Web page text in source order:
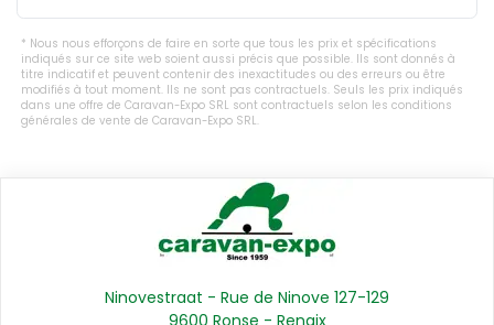
Nous nous efforçons de faire en sorte que tous les prix et spécifications
indiqués sur ce site web soient aussi précis que possible. Ils sont donnés à
titre indicatif et peuvent contenir des inexactitudes ou des erreurs ou être
modifiés à tout moment. Ils ne sont pas contractuels. Seuls les prix indiqués
dans une offre de Caravan-Expo SRL sont contractuels selon les conditions
générales de vente de Caravan-Expo SRL.
Ninovestraat - Rue de Ninove 127-129
9600 Ronse - Renaix